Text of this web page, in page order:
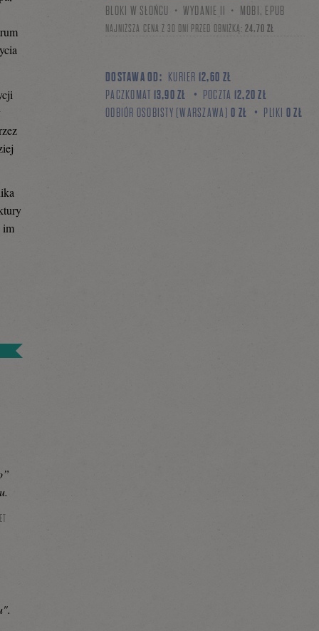
BLOKI W SŁOŃCU・WYDANIE II・MOBI, EPUB
NAJNIŻSZA CENA Z 30 DNI PRZED OBNIŻKĄ: 24,70 ZŁ
DOSTAWA OD: KURIER 12,60 ZŁ
PACZKOMAT 13,90 ZŁ POCZTA 12,20 ZŁ
ODBIÓR OSOBISTY (WARSZAWA) 0 ZŁ PLIKI 0 ZŁ
im